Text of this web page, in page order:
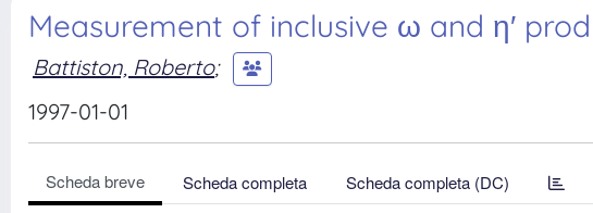
Measurement of inclusive ω and η′
Battiston, Roberto;
1997-01-01
Scheda breve Scheda completa Scheda completa (DC)